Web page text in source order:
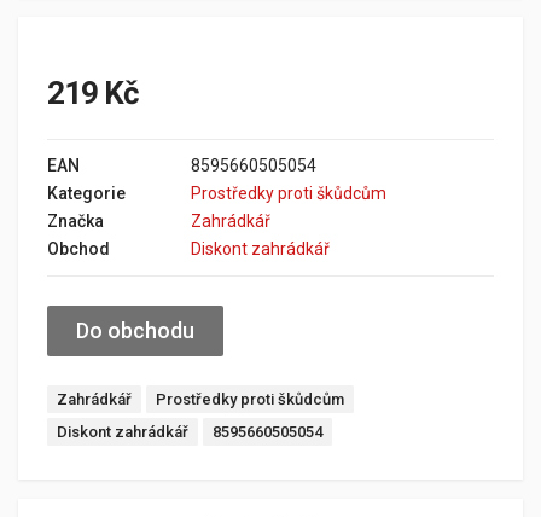
219 Kč
EAN
8595660505054
Kategorie
Prostředky proti škůdcům
Značka
Zahrádkář
Obchod
Diskont zahrádkář
Do obchodu
Zahrádkář
Prostředky proti škůdcům
Diskont zahrádkář
8595660505054